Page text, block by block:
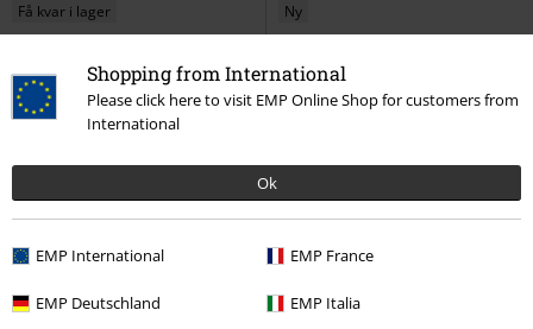
Shopping from International
Please click here to visit EMP Online Shop for customers from
International
Ok
EMP International EMP France
EMP Deutschland EMP Italia
Få kvar i lager
Sisterhood skirt Banned
Kort
kjol
Ny
329:-
Women’s Ruffled Jersey Skirt
Urban Classics